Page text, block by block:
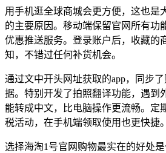
用手机逛全球商城会更方便，这也是
的主要原因。移动端保留官网所有功
优惠推送服务。登录账户后，收藏的
知，不错过任何补货机会。
通过文中开头网址获取的app，同步
据。特别开发了拍照翻译功能，遇到
能转成中文，比电脑操作更流畅。定
税活动，在手机端领取使用也更快捷。
选择海淘1号官网购物最实在的好处